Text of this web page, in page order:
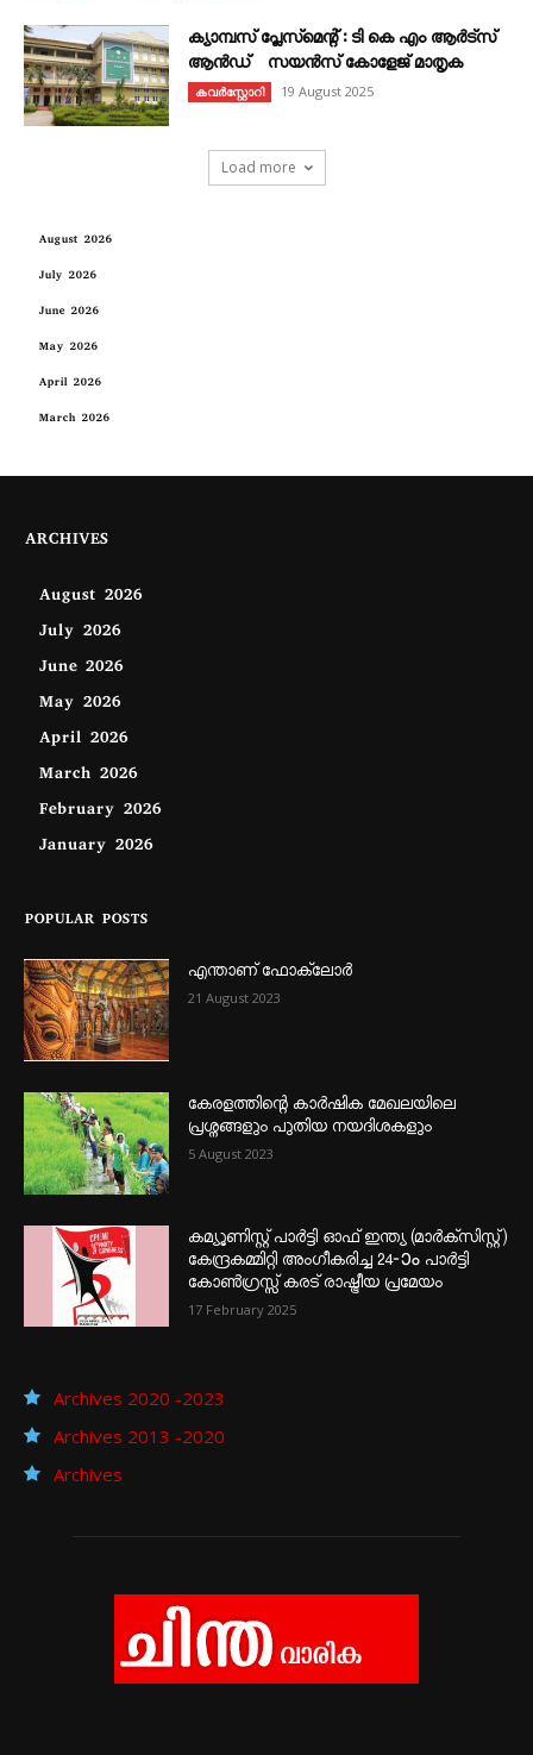
ക്യാമ്പസ് പ്ലേസ്മെന്റ് : ടി കെ എം ആർട്സ്
ആൻഡ് സയൻസ് കോളേജ് മാതൃക
കവര്‍സ്റ്റോറി 19 August 2025
Load more
August 2026
July 2026
June 2026
May 2026
April 2026
March 2026
ARCHIVES
August 2026
July 2026
June 2026
May 2026
April 2026
March 2026
February 2026
January 2026
POPULAR POSTS
എന്താണ്‌ ഫോക്‌ലോർ
21 August 2023
കേരളത്തിന്റെ കാർഷിക മേഖലയിലെ
പ്രശ്നങ്ങളും പുതിയ നയദിശകളും
5 August 2023
കമ്യൂണിസ്റ്റ് പാർട്ടി ഓഫ് ഇന്ത്യ (മാർക്സിസ്റ്റ്)
കേന്ദ്രകമ്മിറ്റി അംഗീകരിച്ച 24‐ാം പാർട്ടി
കോൺഗ്രസ്സ് കരട് രാഷ്ട്രീയ പ്രമേയം
17 February 2025
Archives 2020 -2023
Archives 2013 -2020
Archives